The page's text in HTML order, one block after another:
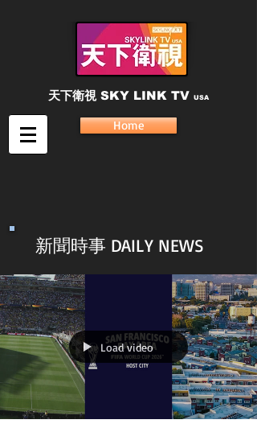
天下衛視 SKY LINK TV USA
Home
新聞時事 DAILY NEWS
Load video